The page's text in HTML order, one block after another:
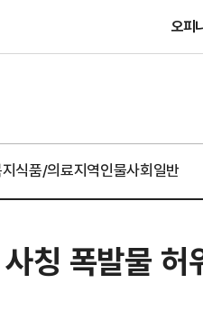
오피
식품/의료지역인물사회일반
칭 폭발물